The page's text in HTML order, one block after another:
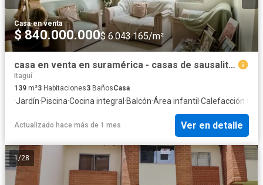
Casa·en venta
$ 840.000.000$ 6.043.165/m²
casa en venta en suramérica - casas de sausalito. Cod V217280
Itagüí
139 m²3 Habitaciones3 BañosCasa
·Jardín·Piscina·Cocina integral ·Balcón·Área infantil ·Calefacción·
Actualizado hace más de 1 mes Ver en detalle
1/28